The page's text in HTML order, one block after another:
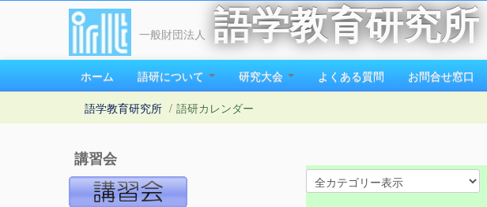
一般財団法人 語学教育研究所
ホーム 語研について 研究大会 よくある質問 お問合せ窓口
語学教育研究所 / 語研カレンダー
講習会